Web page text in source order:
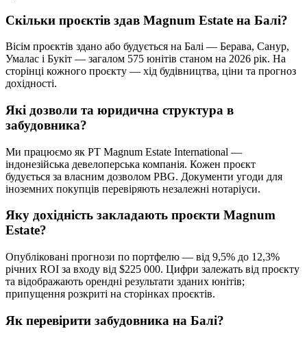
Скільки проєктів здав Magnum Estate на Балі?
Вісім проєктів здано або будується на Балі — Берава, Санур,
Умалас і Букіт — загалом 575 юнітів станом на 2026 рік. На
сторінці кожного проєкту — хід будівництва, ціни та прогноз
дохідності.
Які дозволи та юридична структура в
забудовника?
Ми працюємо як PT Magnum Estate International —
індонезійська девелоперська компанія. Кожен проєкт
будується за власним дозволом PBG. Документи угоди для
іноземних покупців перевіряють незалежні нотаріуси.
Яку дохідність закладають проєкти Magnum
Estate?
Опубліковані прогнози по портфелю — від 9,5% до 12,3%
річних ROI за входу від $225 000. Цифри залежать від проєкту
та відображають орендні результати зданих юнітів;
припущення розкриті на сторінках проєктів.
Як перевірити забудовника на Балі?